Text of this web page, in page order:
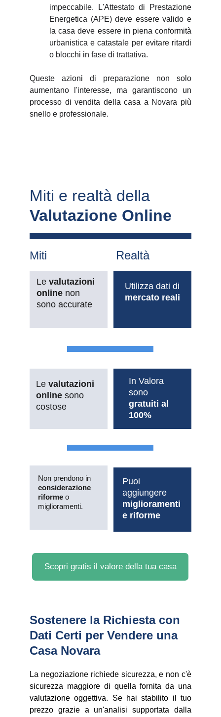
impeccabile. L'Attestato di Prestazione
Energetica (APE) deve essere valido e
la casa deve essere in piena conformità
urbanistica e catastale per evitare ritardi
o blocchi in fase di trattativa.
Queste azioni di preparazione non solo
aumentano l'interesse, ma garantiscono un
processo di vendita della casa a Novara più
snello e professionale.
Scopri gratis il valore della tua casa
Miti e realtà della
Valutazione Online
Miti Realtà
Le valutazioni
online non
sono accurate
Le valutazioni
online sono
costose
Non prendono in
considerazione
riforme o
miglioramenti.
Utilizza dati di
mercato reali
In Valora
sono
gratuiti al
100%
Puoi
aggiungere
miglioramenti
e riforme
Sostenere la Richiesta con
Dati Certi per Vendere una
Casa Novara
La negoziazione richiede sicurezza, e non c'è
sicurezza maggiore di quella fornita da una
valutazione oggettiva. Se hai stabilito il tuo
prezzo grazie a un'analisi supportata dalla